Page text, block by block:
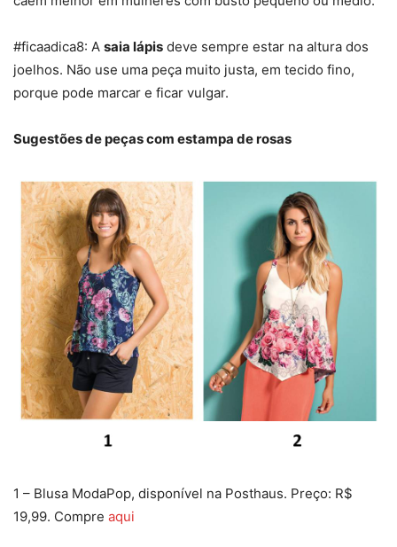
#ficaadica8: A saia lápis deve sempre estar na altura dos
joelhos. Não use uma peça muito justa, em tecido fino,
porque pode marcar e ficar vulgar.
Sugestões de peças com estampa de rosas
1 – Blusa ModaPop, disponível na Posthaus. Preço: R$
19,99. Compre aqui